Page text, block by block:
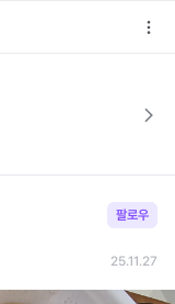
팔로우
25.11.27